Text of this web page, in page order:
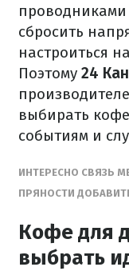
сбросить
настроиться
Поэтому 24
выбирать
событиям и
ИНТЕРЕСНО СВЯЗЬ
ПРЯНОСТИ
Кофе для
выбрать